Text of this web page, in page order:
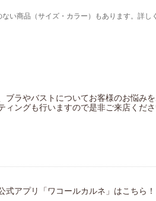
い商品（サイズ・カラー）もあります。詳し
ブラやバストについてお客様のお悩み
ィングも行いますので是非ご来店くだ
式アプリ「ワコールカルネ」はこちら！